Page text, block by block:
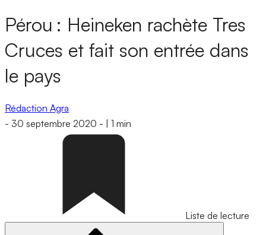
Pérou : Heineken rachète Tres
Cruces et fait son entrée dans
le pays
Rédaction Agra
- 30 septembre 2020 - 1 min
Liste de lecture